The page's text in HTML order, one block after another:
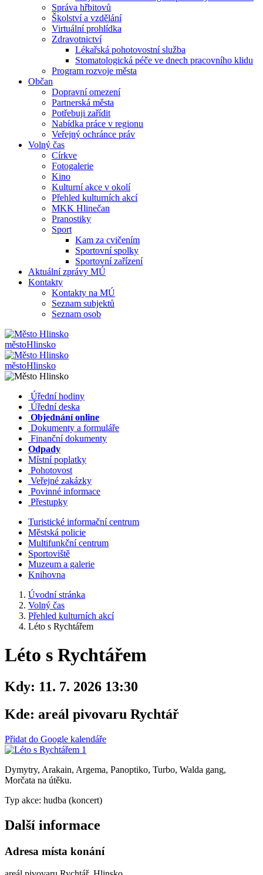
Správa hřbitovů
Školství a vzdělání
Virtuální prohlídka
Zdravotnictví
Lékařská pohotovostní služba
Stomatologická péče ve dnech pracovního klidu
Program rozvoje města
Občan
Dopravní omezení
Partnerská města
Potřebuji zařídit
Nabídka práce v regionu
Veřejný ochránce práv
Volný čas
Církve
Fotogalerie
Kino
Kulturní akce v okolí
Přehled kulturních akcí
MKK Hlinečan
Pranostiky
Sport
Kam za cvičením
Sportovní spolky
Sportovní zařízení
Aktuální zprávy MÚ
Kontakty
Kontakty na MÚ
Seznam subjektů
Seznam osob
městoHlinsko
městoHlinsko
Úřední hodiny
Úřední deska
Objednání online
Dokumenty a formuláře
Finanční dokumenty
Odpady
Místní poplatky
Pohotovost
Veřejné zakázky
Povinné informace
Přestupky
Turistické informační centrum
Městská policie
Multifunkční centrum
Sportoviště
Muzeum a galerie
Knihovna
Úvodní stránka
Volný čas
Přehled kulturních akcí
Léto s Rychtářem
Léto s Rychtářem
Kdy: 11. 7. 2026 13:30
Kde: areál pivovaru Rychtář
Přidat do Google kalendáře
Dymytry, Arakain, Argema, Panoptiko, Turbo, Walda gang,
Morčata na útěku.
Typ akce: hudba (koncert)
Další informace
Adresa místa konání